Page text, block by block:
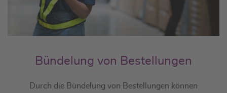
Bündelung von Bestellungen
Durch die Bündelung von Bestellungen können